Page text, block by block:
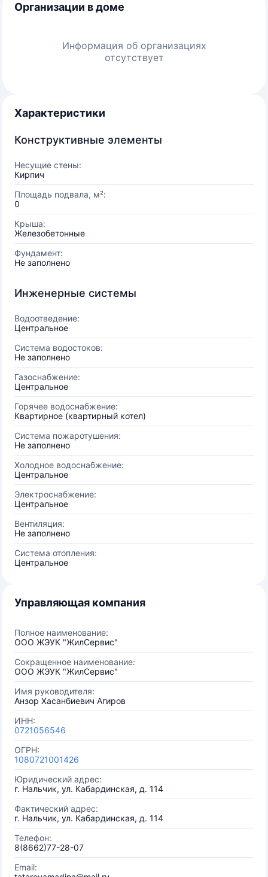
Организации в доме
Информация об организациях
отсутствует
Характеристики
Конструктивные элементы
Несущие стены:
Кирпич
Площадь подвала, м²:
0
Крыша:
Железобетонные
Фундамент:
Не заполнено
Инженерные системы
Водоотведение:
Центральное
Система водостоков:
Не заполнено
Газоснабжение:
Центральное
Горячее водоснабжение:
Квартирное (квартирный котел)
Система пожаротушения:
Не заполнено
Холодное водоснабжение:
Центральное
Электроснабжение:
Центральное
Вентиляция:
Не заполнено
Система отопления:
Центральное
Управляющая компания
Полное наименование:
ООО ЖЭУК "ЖилСервис"
Сокращенное наименование:
ООО ЖЭУК "ЖилСервис"
Имя руководителя:
Анзор Хасанбиевич Агиров
ИНН:
0721056546
ОГРН:
1080721001426
Юридический адрес:
г. Нальчик, ул. Кабардинская, д. 114
Фактический адрес:
г. Нальчик, ул. Кабардинская, д. 114
Телефон:
8(8662)77-28-07
Email: